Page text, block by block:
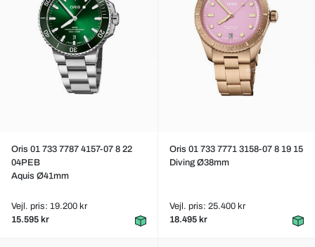
Oris 01 733 7787 4157-07 8 22
04PEB
Aquis Ø41mm
Vejl. pris: 19.200 kr
15.595 kr
Oris 01 733 7771 3158-07 8 19 15
Diving Ø38mm
Vejl. pris: 25.400 kr
18.495 kr